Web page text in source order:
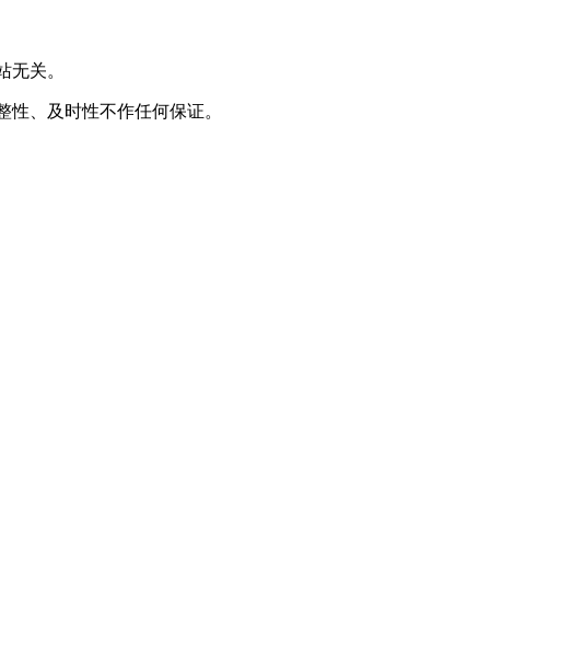
关。
、及时性不作任何保证。